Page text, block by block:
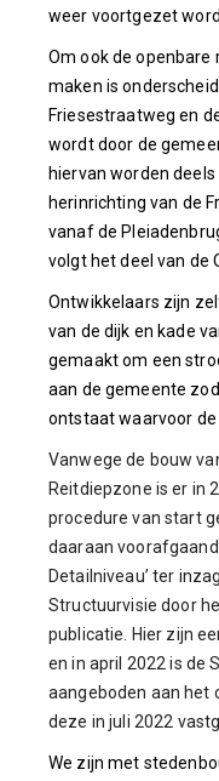
weer voortgezet
Om ook de
maken is
Friesestraatweg en
wordt door de
hiervan worden
herinrichting van de
vanaf de
volgt het deel van de
Ontwikkelaars zijn
van de dijk en kade
gemaakt om een
aan de gemeente
ontstaat waarvoor
Vanwege de bouw
Reitdiepzone is er in
procedure van start
daaraan
Detailniveau’ ter
Structuurvisie door
publicatie. Hier zijn
en in april 2022 is de
aangeboden aan het
deze in juli 2022
We zijn met